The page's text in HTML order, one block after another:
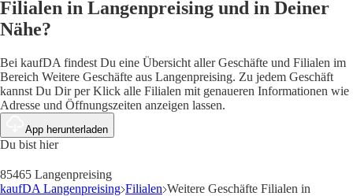
Filialen in Langenpreising und in Deiner
Nähe?
Bei kaufDA findest Du eine Übersicht aller Geschäfte und Filialen im
Bereich Weitere Geschäfte aus Langenpreising. Zu jedem Geschäft
kannst Du Dir per Klick alle Filialen mit genaueren Informationen wie
Adresse und Öffnungszeiten anzeigen lassen.
App herunterladen
Du bist hier
85465 Langenpreising
kaufDA Langenpreising Filialen Weitere Geschäfte Filialen in